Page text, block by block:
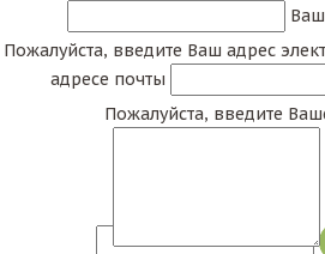
Пожалуйста, введите Ваш адрес
адресе почты
Пожалуйста, введите